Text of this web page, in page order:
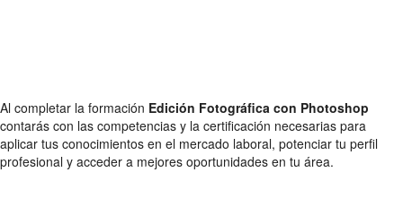
Al completar la formación Edición Fotográfica con Photoshop
contarás con las competencias y la certificación necesarias para
aplicar tus conocimientos en el mercado laboral, potenciar tu perfil
profesional y acceder a mejores oportunidades en tu área.